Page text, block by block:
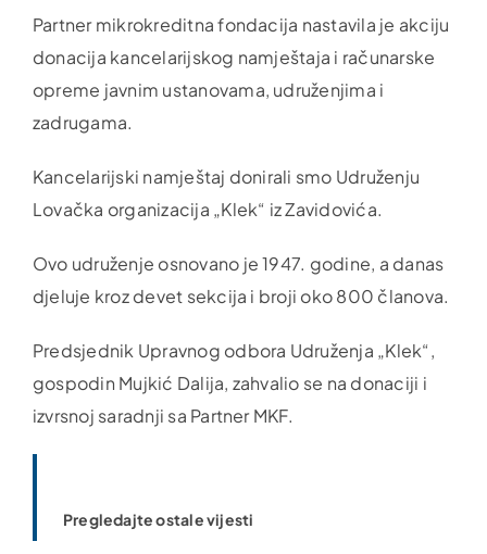
Partner mikrokreditna fondacija nastavila je akciju
donacija kancelarijskog namještaja i računarske
opreme javnim ustanovama, udruženjima i
zadrugama.
Kancelarijski namještaj donirali smo Udruženju
Lovačka organizacija „Klek“ iz Zavidovića.
Ovo udruženje osnovano je 1947. godine, a danas
djeluje kroz devet sekcija i broji oko 800 članova.
Predsjednik Upravnog odbora Udruženja „Klek“,
gospodin Mujkić Dalija, zahvalio se na donaciji i
izvrsnoj saradnji sa Partner MKF.
Pregledajte ostale vijesti